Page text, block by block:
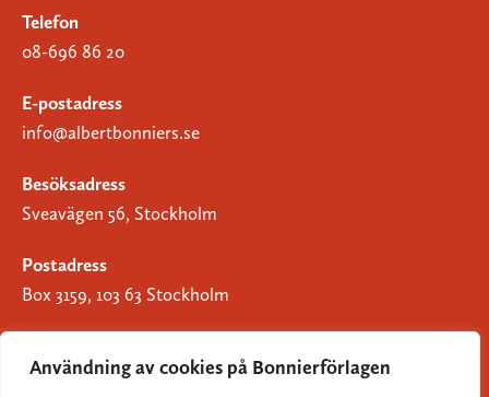
Användning av cookies på Bonnierförlagen
Telefon
08-696 86 20
E-postadress
info@albertbonniers.se
Besöksadress
Sveavägen 56, Stockholm
Postadress
Box 3159, 103 63 Stockholm